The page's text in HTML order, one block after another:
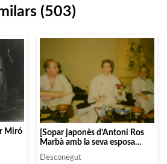
(503)
Miró
[Sopar japonès d’Antoni Ros
Marbà amb la seva esposa
Jacqueline Hamersthel i Albert
Atenelle]
Desconegut